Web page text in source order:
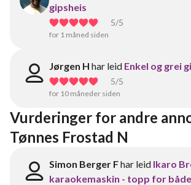
gipsheis
5/5
for 1 måned siden
Jørgen H har leid Enkel og grei
5/5
for 10 måneder siden
Vurderinger for andre
Tønnes Frostad N
Simon Berger Fhar leid Ikaro
karaokemaskin - topp for